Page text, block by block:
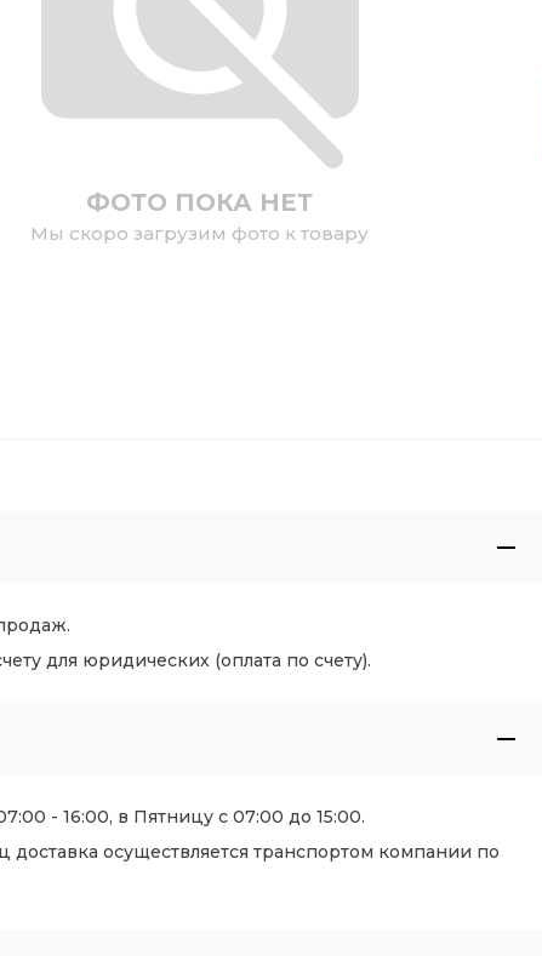
ФОТО ПОКА НЕТ
Мы скоро загрузим фото к товару
для юридических (оплата по счету).
- 16:00, в Пятницу с 07:00 до 15:00.
осуществляется транспортом компании по